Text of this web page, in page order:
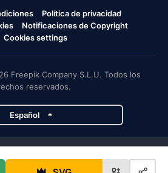
Política de privacidad
Notificaciones de Copyright
Cookies settings
Freepik Company S.L.U. Todos los
reservados.
Español